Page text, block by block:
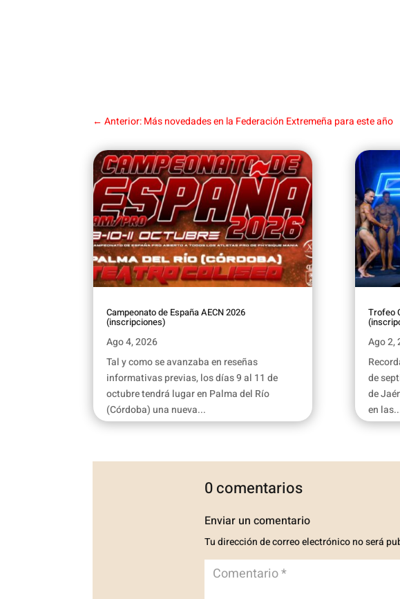
←Anterior: Más novedades en la Federación Extremeña para este año
Campeonato de España AECN 2026
(inscripciones)
Ago 4, 2026
Tal y como se avanzaba en reseñas
informativas previas, los días 9 al 11 de
octubre tendrá lugar en Palma del Río
(Córdoba) una nueva...
Trofeo
Ago 2,
de
de
en
0 comentarios
Enviar un comentario
Tu dirección de correo electrónico no será